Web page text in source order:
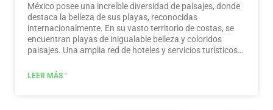
México posee una increíble diversidad de paisajes, donde
destaca la belleza de sus playas, reconocidas
internacionalmente. En su vasto territorio de costas, se
encuentran playas de inigualable belleza y coloridos
paisajes. Una amplia red de hoteles y servicios turísticos
estas playas. México también es un lugar místico,
LEER MÁS "